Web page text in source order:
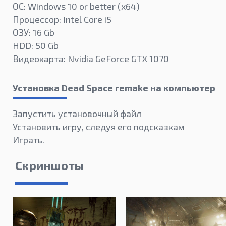
ОС: Windows 10 or better (х64)
Процессор: Intel Core i5
ОЗУ: 16 Gb
HDD: 50 Gb
Видеокарта: Nvidia GeForce GTX 1070
Установка Dead Space remake на компьютер
Запустить установочный файл
Установить игру, следуя его подсказкам
Играть.
Скриншоты